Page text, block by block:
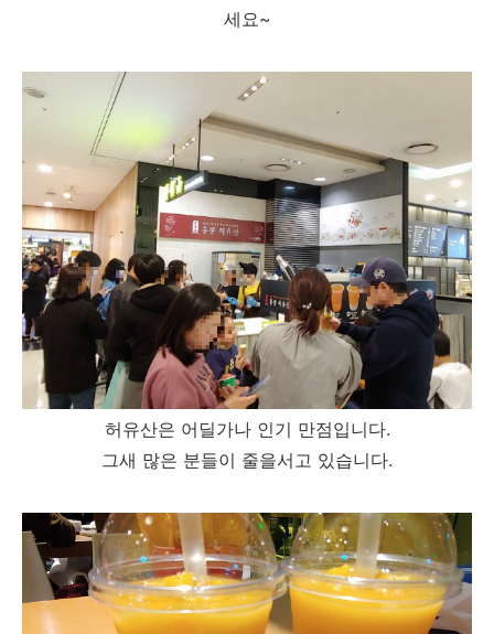
세요~
허유산은 어딜가나 인기 만점입니다.
그새 많은 분들이 줄을서고 있습니다.